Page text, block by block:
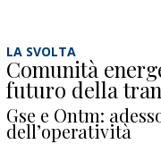
LA SVOLTA
Comunità
futuro della
Gse e Ontm:
dell’operatività